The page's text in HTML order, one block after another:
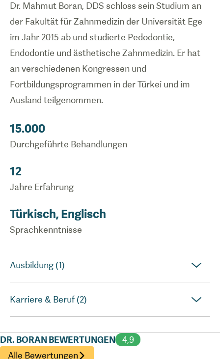
Dr. Mahmut Boran, DDS schloss sein Studium an
der Fakultät für Zahnmedizin der Universität Ege
im Jahr 2015 ab und studierte Pedodontie,
Endodontie und ästhetische Zahnmedizin. Er hat
an verschiedenen Kongressen und
Fortbildungsprogrammen in der Türkei und im
Ausland teilgenommen.
15.000
Durchgeführte Behandlungen
12
Jahre Erfahrung
Türkisch, Englisch
Sprachkenntnisse
Ausbildung (1)
Karriere & Beruf (2)
DR. BORAN BEWERTUNGEN
4,9
Alle Bewertungen